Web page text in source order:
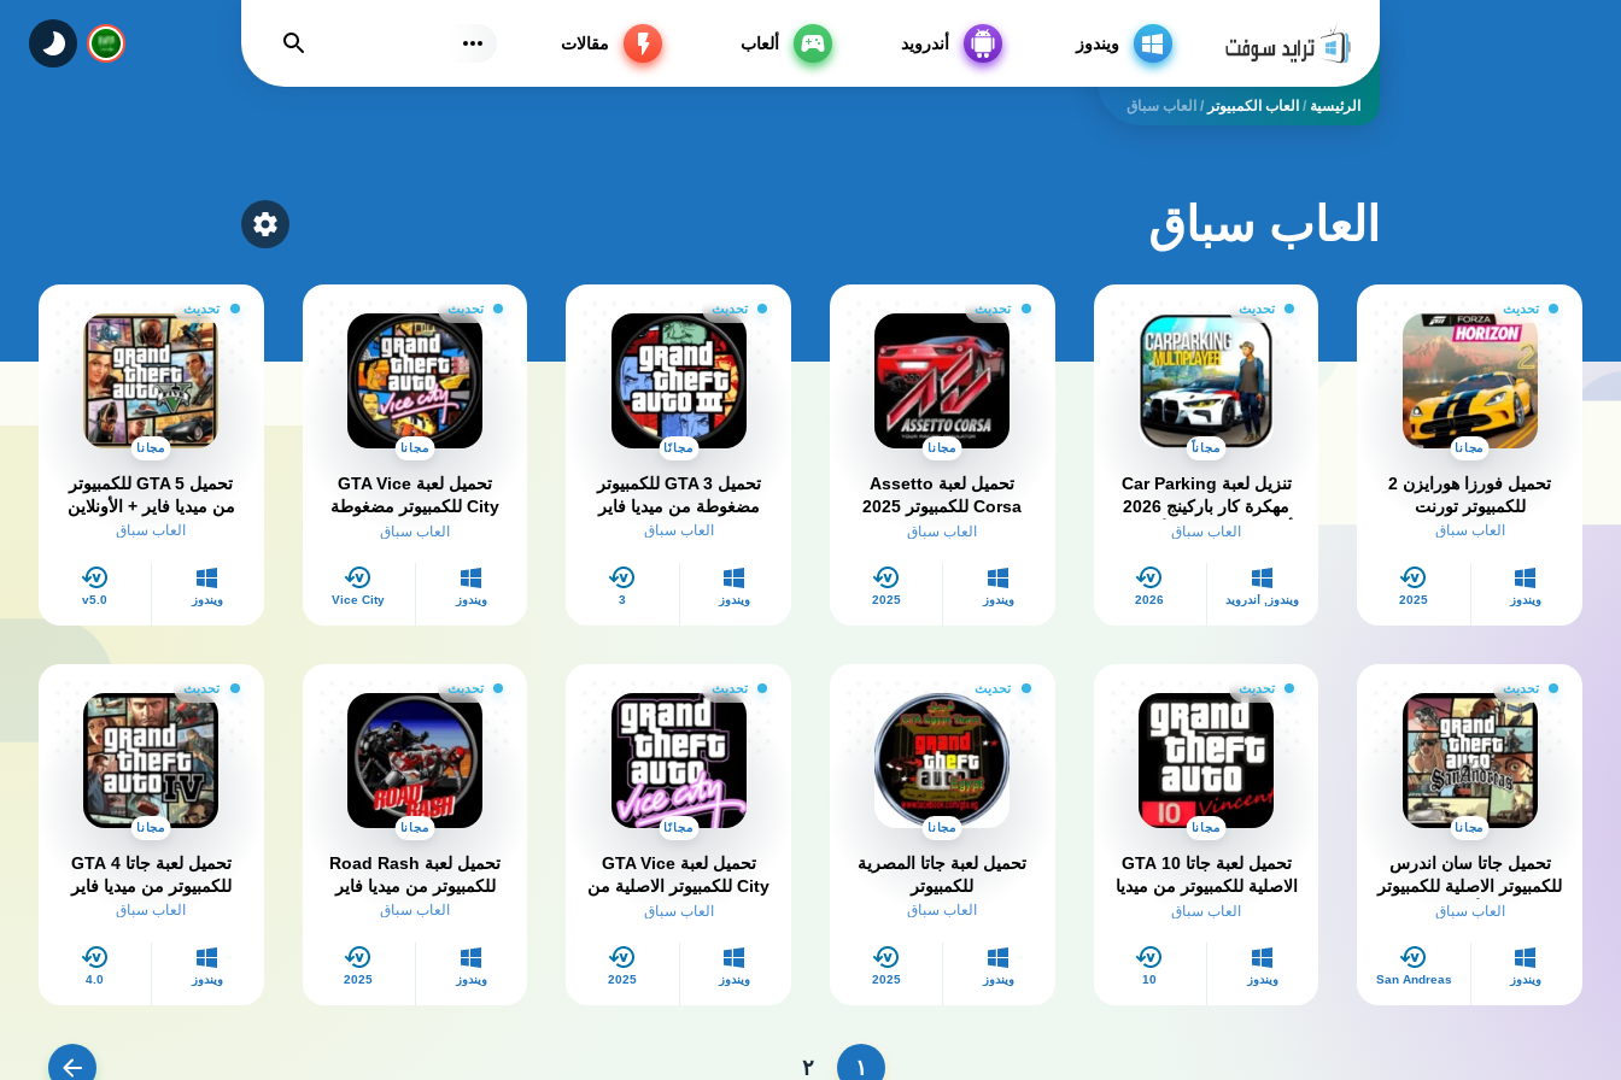
ويندوز أندرويد ألعاب مقالات يجد
الرئيسية / العاب الكمبيوتر / العاب سباق
العاب سباق Select a category
تحديث
مجانا
تحميل فورزا هورايزن 2
للكمبيوتر تورنت​
العاب سباق
ويندوز 2025
تحديث
مجاناً
تنزيل لعبة Car Parking
مهكرة كار باركينج 2026
أخر إصدار APK للأندرويدالعاب سباق
ويندوز, أندرويد 2026
تحديث
مجانا
تحميل لعبة Assetto
Corsa للكمبيوتر 2025
من ميديا فاير
العاب سباق
ويندوز 2025
تحديث
مجانًا
تحميل GTA 3 للكمبيوتر
مضغوطة من ميديا فاير
العاب سباق
ويندوز 3
تحديث
مجانا
تحميل لعبة GTA Vice
City للكمبيوتر مضغوطة
من ميديا فاير
العاب سباق
ويندوز Vice City
تحديث
مجانا
تحميل GTA 5 للكمبيوتر
من ميديا فاير + الأونلاين
العاب سباق
ويندوز v5.0
تحديث
مجانا
تحميل جاتا سان اندرس
للكمبيوتر الاصلية للكمبيوتر
+ الأونلاين
العاب سباق
ويندوز San Andreas
تحديث
مجانا
تحميل لعبة جاتا 10 GTA
الاصلية للكمبيوتر من ميديا
فاير
العاب سباق
ويندوز 10
تحديث
مجانا
تحميل لعبة جاتا المصرية
للكمبيوتر
العاب سباق
ويندوز 2025
تحديث
مجانًا
تحميل لعبة GTA Vice
City للكمبيوتر الاصلية من
ميديا فاير
العاب سباق
ويندوز 2025
تحديث
مجانا
تحميل لعبة Road Rash
للكمبيوتر من ميديا فاير
العاب سباق
ويندوز 2025
تحديث
مجانا
تحميل لعبة جاتا 4 GTA
للكمبيوتر من ميديا فاير
العاب سباق
ويندوز 4.0
۱ ۲